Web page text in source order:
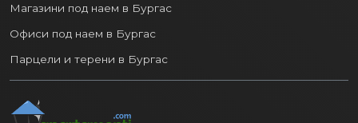
Магазини под наем в Бургас
Офиси под наем в Бургас
Парцели и терени в Бургас